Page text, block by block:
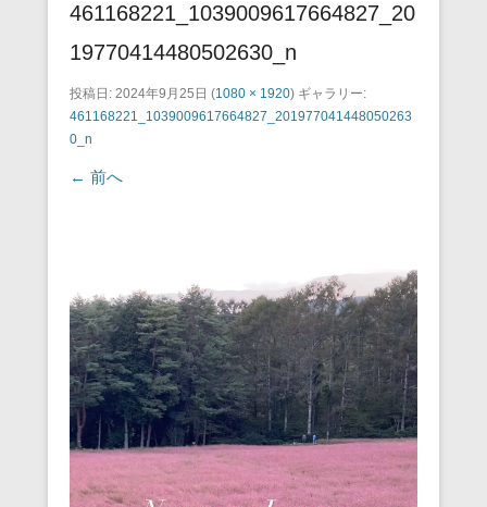
461168221_1039009617664827_20
19770414480502630_n
投稿日: 2024年9月25日 (1080 × 1920) ギャラリー:
461168221_1039009617664827_201977041448050263
0_n
← 前へ